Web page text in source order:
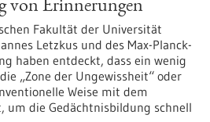
von Erinnerungen
Fakultät der Universität
Letzkus und des Max-Planck-
haben entdeckt, dass ein wenig
„Zone der Ungewissheit“ oder
Weise mit dem
um die Gedächtnisbildung schnell